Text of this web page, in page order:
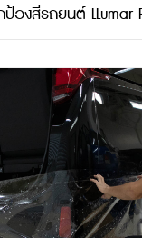
งสีรถยนต์ LLumar